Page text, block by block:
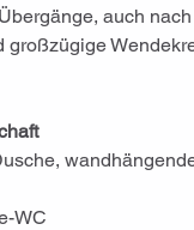
auch
großzügige
WC